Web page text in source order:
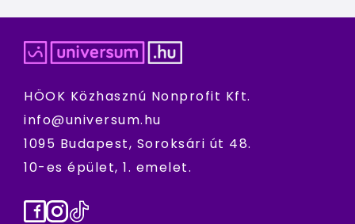
HÖOK Közhasznú Nonprofit Kft.
info@universum.hu
1095 Budapest, Soroksári út 48.
10-es épület, 1. emelet.
Facebook
Instagram
TikTok